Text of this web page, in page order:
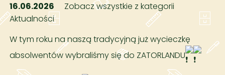
16.06.2026
Zobacz wszystkie z kategorii
Aktualności
W tym roku na naszą tradycyjną już wycieczkę
absolwentów wybraliśmy się do ZATORLANDU